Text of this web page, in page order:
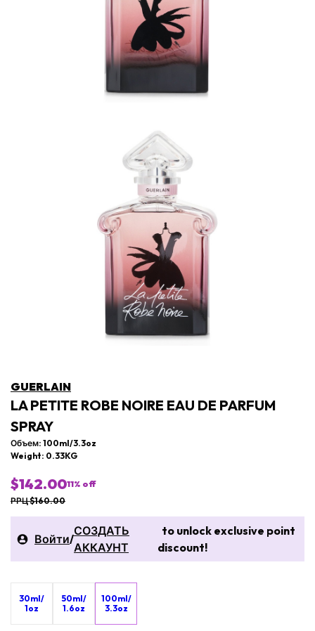
GUERLAIN
LA PETITE ROBE NOIRE EAU DE PARFUM
SPRAY
Объем: 100ml/3.3oz
Weight: 0.33KG
$142.0011% off
РРЦ $160.00
Войти/
СОЗДАТЬ
АККАУНТ
to unlock exclusive point
discount!
30ml/
1oz
50ml/
1.6oz
100ml/
3.3oz